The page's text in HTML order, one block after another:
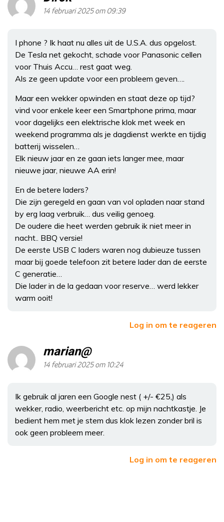
14 februari 2025 om 09:39
I phone ? Ik haat nu alles uit de U.S.A. dus opgelost.
De Tesla net gekocht, schade voor Panasonic cellen
voor Thuis Accu… rest gaat weg.
Als ze geen update voor een probleem geven….
Maar een wekker opwinden en staat deze op tijd?
vind voor enkele keer een Smartphone prima, maar
voor dagelijks een elektrische klok met week en
weekend programma als je dagdienst werkte en tijdig
batterij wisselen…
Elk nieuw jaar en ze gaan iets langer mee, maar
nieuwe jaar, nieuwe AA erin!
En de betere laders?
Die zijn geregeld en gaan van vol opladen naar stand
by erg laag verbruik… dus veilig genoeg.
De oudere die heet werden gebruik ik niet meer in
nacht.. BBQ versie!
De eerste USB C laders waren nog dubieuze tussen
maar bij goede telefoon zit betere lader dan de eerste
C generatie…
Die lader in de la gedaan voor reserve… werd lekker
warm ooit!
Log in om te reageren
marian@
14 februari 2025 om 10:24
Ik gebruik al jaren een Google nest ( +/- €25,) als
wekker, radio, weerbericht etc. op mijn nachtkastje. Je
bedient hem met je stem dus klok lezen zonder bril is
ook geen probleem meer.
Log in om te reageren